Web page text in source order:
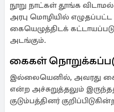
நூறு நாட்கள் தூங்க
அரபு மொழியில்
கையெழுத்திடக்
அடங்கும்.
கைகள்
இல்லையெனில், அவரது
என்ற அச்சுறுத்தலும்
குடும்பத்தினர்